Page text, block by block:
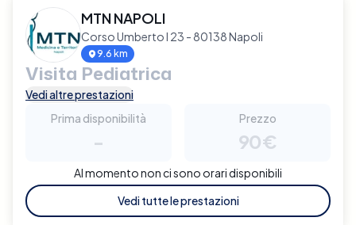
MTN NAPOLI
Corso Umberto I 23 - 80138 Napoli
9.6 km
Visita Pediatrica
Vedi altre prestazioni
Prima disponibilità
-
Prezzo
90€
Al momento non ci sono orari disponibili
Vedi tutte le prestazioni